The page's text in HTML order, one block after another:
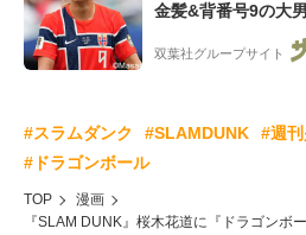
金髪&背番号9の大
ー”映像が話題!「元
双葉社グループサイト
#スラムダンク #SLAMDUNK #週
#ドラゴンボール
TOP
漫画
『SLAM DUNK』桜木花道に『ドラゴンボ